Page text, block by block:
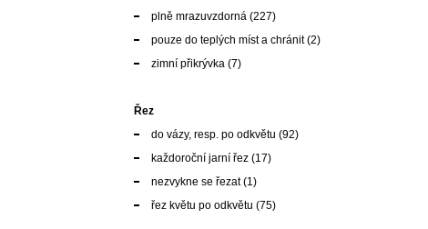
plně mrazuvzdorná (227)
pouze do teplých míst a chránit(2)
zimní přikrývka (7)
Řez
do vázy, resp. po odkvětu (92)
každoroční jarní řez (17)
nezvykne se řezat(1)
řez květu po odkvětu (75)